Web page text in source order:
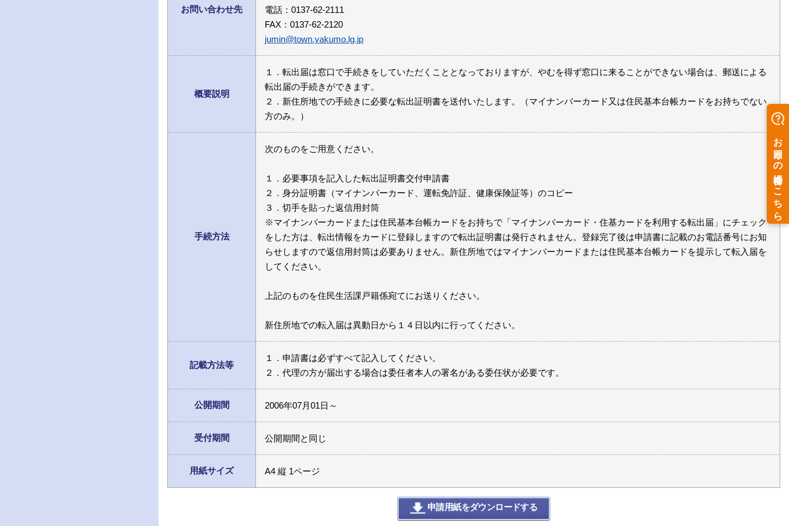
お問い合わせ先
電話：0137-62-2111
FAX：0137-62-2120
jumin@town.yakumo.lg.jp
概要説明
１．転出届は窓口で手続きをしていただくこととなっておりますが、やむを得ず窓口に来ることができない場合は、郵送による
転出届の手続きができます。
２．新住所地での手続きに必要な転出証明書を送付いたします。（マイナンバーカード又は住民基本台帳カードをお持ちでない
方のみ。）
手続方法
次のものをご用意ください。
１．必要事項を記入した転出証明書交付申請書
２．身分証明書（マイナンバーカード、運転免許証、健康保険証等）のコピー
３．切手を貼った返信用封筒
※マイナンバーカードまたは住民基本台帳カードをお持ちで「マイナンバーカード・住基カードを利用する転出届」にチェック
をした方は、転出情報をカードに登録しますので転出証明書は発行されません。登録完了後は申請書に記載のお電話番号にお知
らせしますので返信用封筒は必要ありません。新住所地ではマイナンバーカードまたは住民基本台帳カードを提示して転入届を
してください。
上記のものを住民生活課戸籍係宛てにお送りください。
新住所地での転入届は異動日から１４日以内に行ってください。
記載方法等
１．申請書は必ずすべて記入してください。
２．代理の方が届出する場合は委任者本人の署名がある委任状が必要です。
公開期間 2006年07月01日～
受付期間 公開期間と同じ
用紙サイズ A4 縦 1ページ
申請用紙をダウンロードする